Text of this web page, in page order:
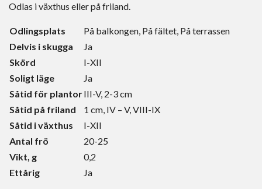
Odlas i växthus eller på friland.
Odlingsplats
På balkongen, På fältet, På terrassen
Delvis i skugga
Ja
Skörd
I-XII
Soligt läge
Ja
Såtid för plantorIII-V, 2-3 cm
Såtid på friland
1 cm, IV – V, VIII-IX
Såtid i växthus
I-XII
Antal frö
20-25
Vikt, g
0,2
Ettårig
Ja